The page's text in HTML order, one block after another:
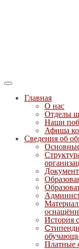
Главная
О нас
Отделы
Наши
Афиша
Сведения об
История
Платные